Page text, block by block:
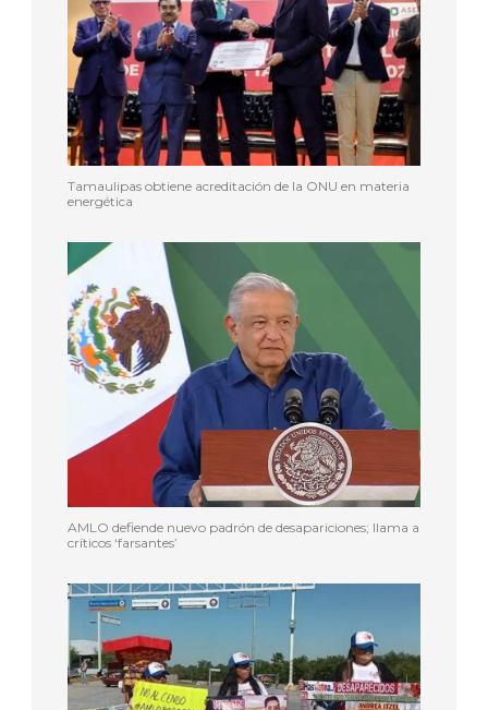
Tamaulipas obtiene acreditación de la ONU en materia
energética
AMLO defiende nuevo padrón de desapariciones; llama a
críticos ‘farsantes’